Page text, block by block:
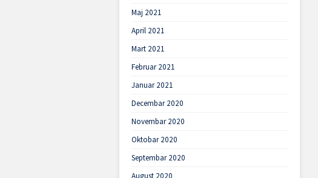
Maj 2021
April 2021
Mart 2021
Februar 2021
Januar 2021
Decembar 2020
Novembar 2020
Oktobar 2020
Septembar 2020
August 2020